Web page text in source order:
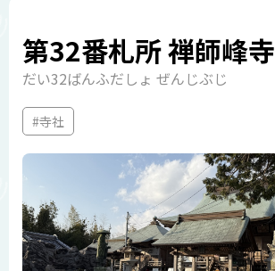
第32番札所 禅師峰寺
だい32ばんふだしょ ぜんじぶじ
#寺社